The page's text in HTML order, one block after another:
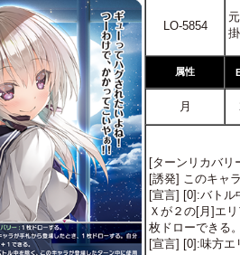
LO-5854
属性
月
[ターンリカバリ
[誘発] このキャ
[宣言] [0]:バトル
Ｘが２の[月]エ
枚ドローできる
[宣言] [0]:味方エ